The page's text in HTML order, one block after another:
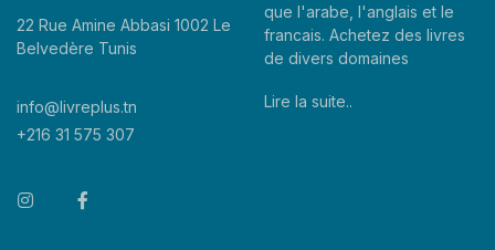
22 Rue Amine Abbasi 1002 Le
Belvedère Tunis
info@livreplus.tn
+216 31 575 307
que l'arabe, l'anglais et le
francais. Achetez des livres
de divers domaines
Lire la suite..